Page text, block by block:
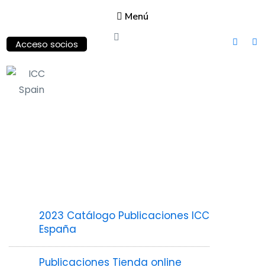
Menú
Acceso socios
2023 Catálogo Publicaciones ICC
España
Publicaciones Tienda online